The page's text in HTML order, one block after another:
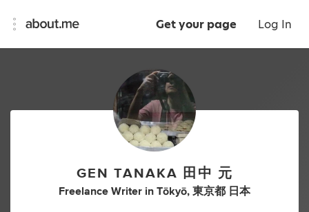
Get your page Log In
GEN TANAKA 田中 元
Freelance Writer in Tōkyō, 東京都 日本